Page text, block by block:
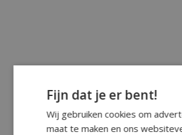
Fijn dat je er bent!
Wij gebruiken cookies om
maat te maken en ons